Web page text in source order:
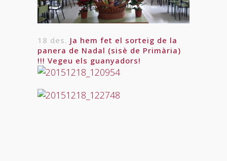
18 des. Ja hem fet el sorteig de la
panera de Nadal (sisè de Primària)
!!! Vegeu els guanyadors!